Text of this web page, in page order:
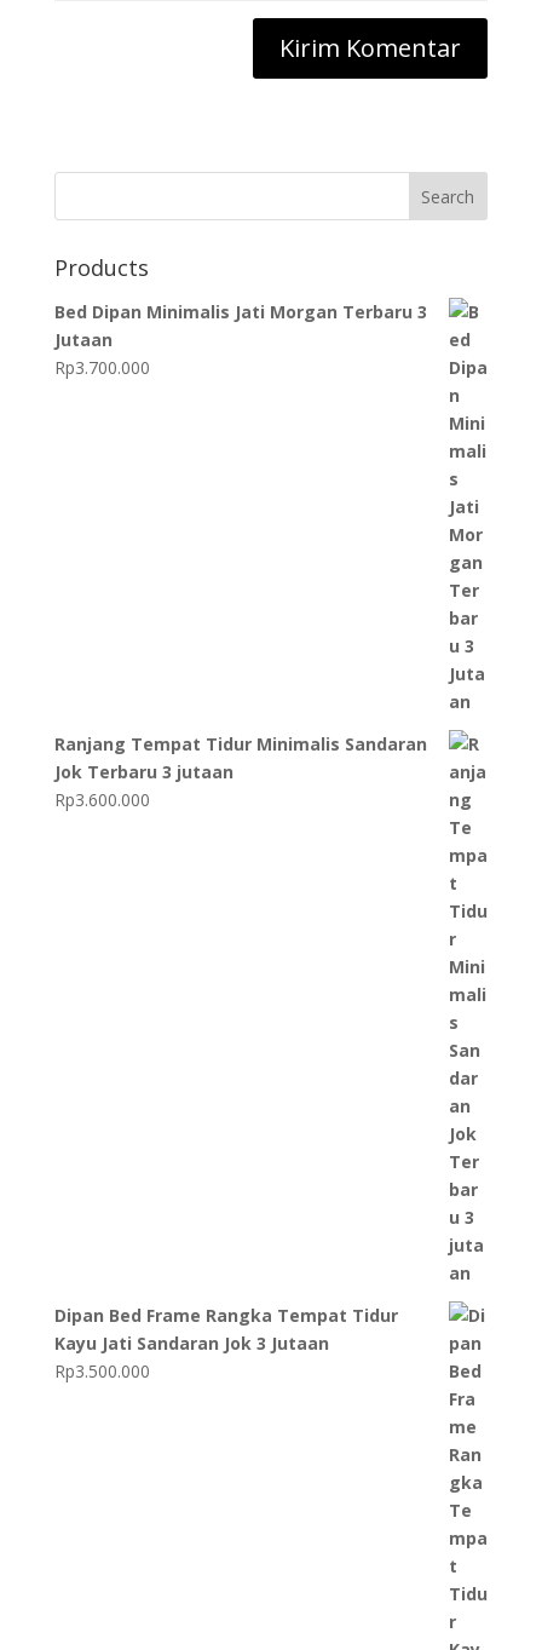
Search
Products
Bed Dipan Minimalis Jati Morgan Terbaru 3
Jutaan
Rp3.700.000
Ranjang Tempat Tidur Minimalis Sandaran
Jok Terbaru 3 jutaan
Rp3.600.000
Dipan Bed Frame Rangka Tempat Tidur
Kayu Jati Sandaran Jok 3 Jutaan
Rp3.500.000